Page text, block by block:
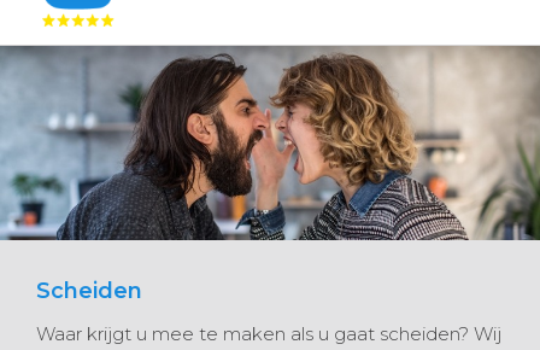
Scheiden
Waar krijgt u mee te maken als u gaat scheiden? Wij